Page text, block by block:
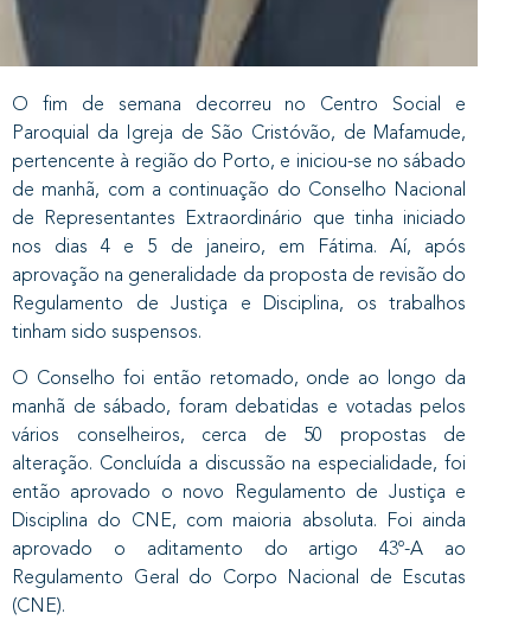
O fim de semana decorreu no Centro Social e
Paroquial da Igreja de São Cristóvão, de Mafamude,
pertencente à região do Porto, e iniciou-se no sábado
de manhã, com a continuação do Conselho Nacional
de Representantes Extraordinário que tinha iniciado
nos dias 4 e 5 de janeiro, em Fátima. Aí, após
aprovação na generalidade da proposta de revisão do
Regulamento de Justiça e Disciplina, os trabalhos
tinham sido suspensos.
O Conselho foi então retomado, onde ao longo da
manhã de sábado, foram debatidas e votadas pelos
vários conselheiros, cerca de 50 propostas de
alteração. Concluída a discussão na especialidade, foi
então aprovado o novo Regulamento de Justiça e
Disciplina do CNE, com maioria absoluta. Foi ainda
aprovado o aditamento do artigo 43º-A ao
Regulamento Geral do Corpo Nacional de Escutas
(CNE).